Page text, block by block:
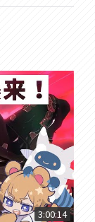
3:00:14